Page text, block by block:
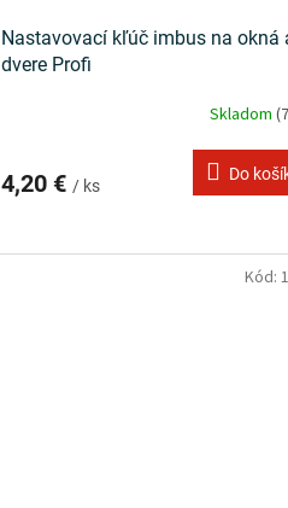
Nastavovací kľúč imbus na okná
dvere Profi
Skladom
4,20 € / ks
Do
Kód: